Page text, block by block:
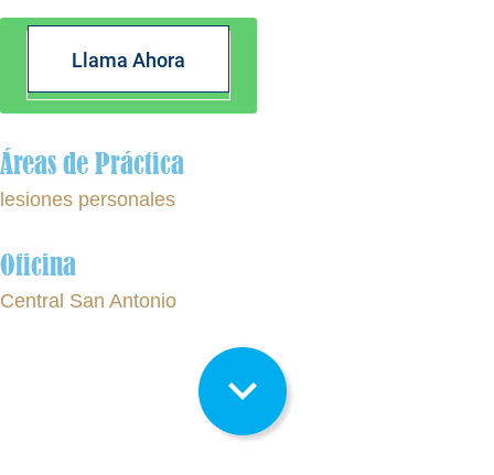
Llama Ahora
Áreas de Práctica
lesiones personales
Oficina
Central San Antonio